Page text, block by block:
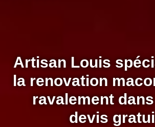
Artisan Louis
la renovation
ravalement
devis